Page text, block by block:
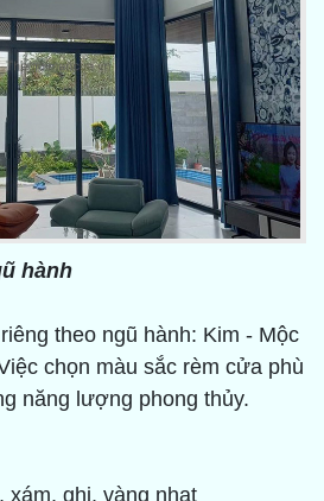
hành
theo ngũ hành: Kim - Mộc
chọn màu sắc rèm cửa phù
năng lượng phong thủy.
ghi, vàng nhạt